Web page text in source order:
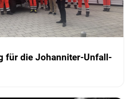
für die Johanniter-Unfall-